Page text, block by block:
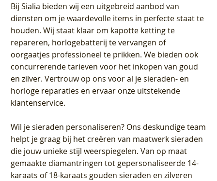
Bij Sialia bieden wij een uitgebreid aanbod van
diensten om je waardevolle items in perfecte staat te
houden. Wij staat klaar om kapotte ketting te
repareren, horlogebatterij te vervangen of
oorgaatjes professioneel te prikken. We bieden ook
concurrerende tarieven voor het inkopen van goud
en zilver. Vertrouw op ons voor al je sieraden- en
horloge reparaties en ervaar onze uitstekende
klantenservice.
Wil je sieraden personaliseren? Ons deskundige team
helpt je graag bij het creëren van maatwerk sieraden
die jouw unieke stijl weerspiegelen. Van op maat
gemaakte diamantringen tot gepersonaliseerde 14-
karaats of 18-karaats gouden sieraden en zilveren